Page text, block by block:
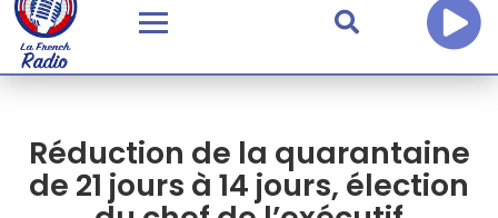
Réduction de la quarantaine
de 21 jours à 14 jours, élection